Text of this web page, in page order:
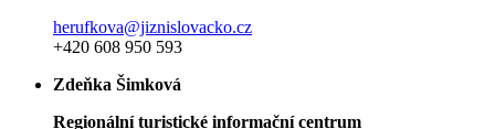
herufkova@jiznislovacko.cz
+420 608 950 593
Zdeňka Šimková
Regionální turistické informační centrum